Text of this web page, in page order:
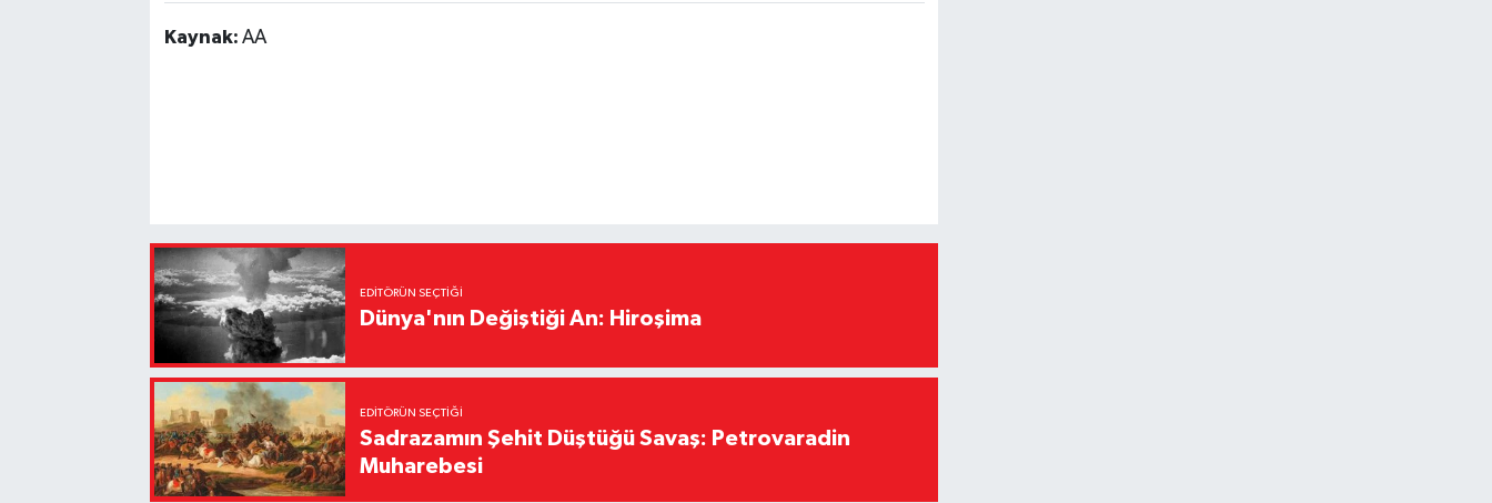
Kaynak: AA
EDITÖRÜN SEÇTIĞI
Dünya'nın Değiştiği An: Hiroşima
EDITÖRÜN SEÇTIĞI
Sadrazamın Şehit Düştüğü Savaş: Petrovaradin
Muharebesi